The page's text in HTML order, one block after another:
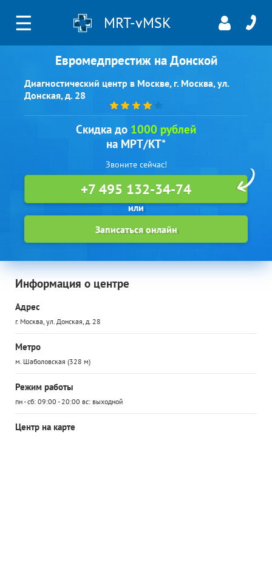
☰ MRT-vMSK
Евромедпрестиж на Донской
Диагностический центр в Москве, г. Москва, ул.
Донская, д. 28
Скидка до 1000 рублей
на МРТ/КТ*
Звоните сейчас!
+7 495 132-34-74
Записаться онлайн
Информация о центре
Адрес
г. Москва, ул. Донская, д. 28
Метро
м. Шаболовская (328 м)
Режим работы
пн - сб: 09:00 - 20:00 вс: выходной
Центр на карте